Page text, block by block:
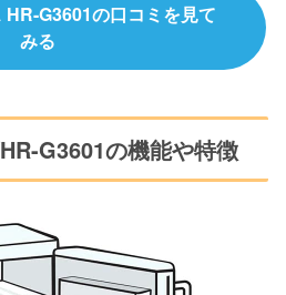
G3601の口コミを見て
みる
G3601の機能や特徴